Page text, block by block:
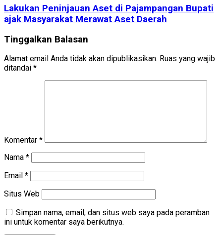
Lakukan Peninjauan Aset di Pajampangan Bupati
ajak Masyarakat Merawat Aset Daerah
Tinggalkan Balasan
Alamat email Anda tidak akan dipublikasikan. Ruas yang wajib
ditandai *
Komentar *
Nama *
Email *
Situs Web
Simpan nama, email, dan situs web saya pada peramban
ini untuk komentar saya berikutnya.